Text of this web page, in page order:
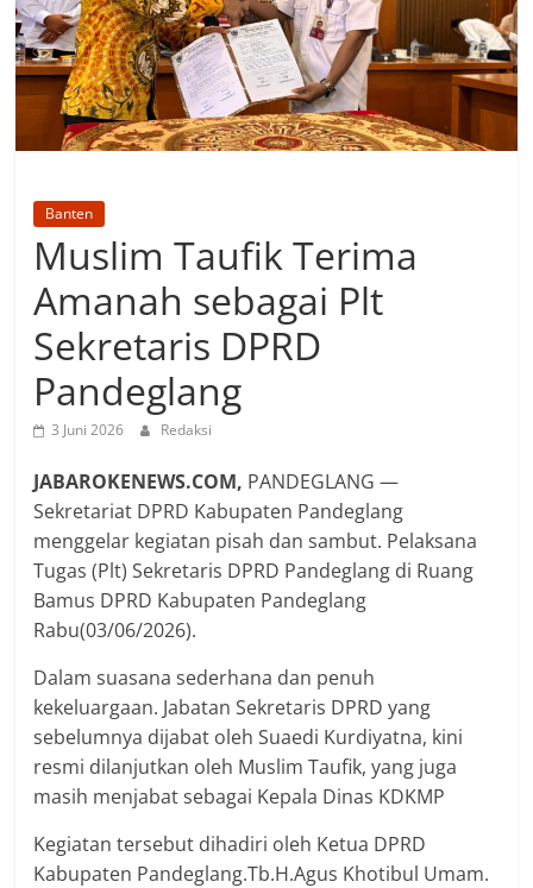
Banten
Muslim Taufik Terima
Amanah sebagai Plt
Sekretaris DPRD
Pandeglang
3 Juni 2026 Redaksi
JABAROKENEWS.COM, PANDEGLANG —
Sekretariat DPRD Kabupaten Pandeglang
menggelar kegiatan pisah dan sambut. Pelaksana
Tugas (Plt) Sekretaris DPRD Pandeglang di Ruang
Bamus DPRD Kabupaten Pandeglang
Rabu(03/06/2026).
Dalam suasana sederhana dan penuh
kekeluargaan. Jabatan Sekretaris DPRD yang
sebelumnya dijabat oleh Suaedi Kurdiyatna, kini
resmi dilanjutkan oleh Muslim Taufik, yang juga
masih menjabat sebagai Kepala Dinas KDKMP
Kegiatan tersebut dihadiri oleh Ketua DPRD
Kabupaten Pandeglang.Tb.H.Agus Khotibul Umam.